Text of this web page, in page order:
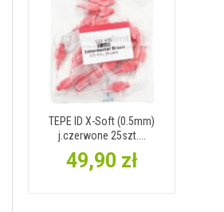
TEPE ID X-Soft (0.5mm)
j.czerwone 25szt....
49,90 zł